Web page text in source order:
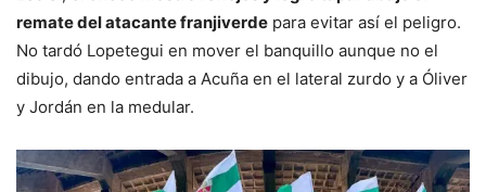
remate del atacante franjiverde para evitar así el peligro.
No tardó Lopetegui en mover el banquillo aunque no el
dibujo, dando entrada a Acuña en el lateral zurdo y a Óliver
y Jordán en la medular.